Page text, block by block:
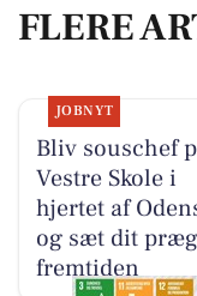
FLERE
JOBNYT
Bliv souschef
Vestre Skole i
hjertet af
og sæt dit
fremtiden